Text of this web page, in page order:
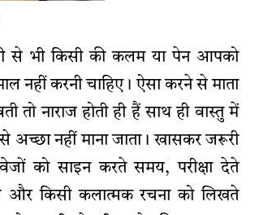
से भी किसी की कलम या पेन आपको
नहीं करनी चाहिए। ऐसा करने से माता
तो नाराज होती ही हैं साथ ही वास्तु में
अच्छा नहीं माना जाता। खासकर जरूरी
को साइन करते समय, परीक्षा देते
और किसी कलात्मक रचना को लिखते